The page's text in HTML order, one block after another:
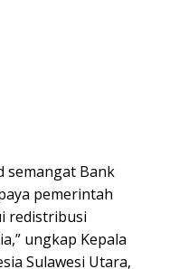
semangat Bank
pemerintah
redistribusi
ungkap Kepala
Sulawesi Utara,